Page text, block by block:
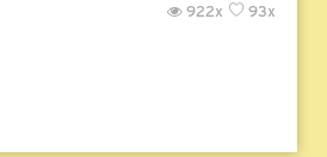
93x
922x